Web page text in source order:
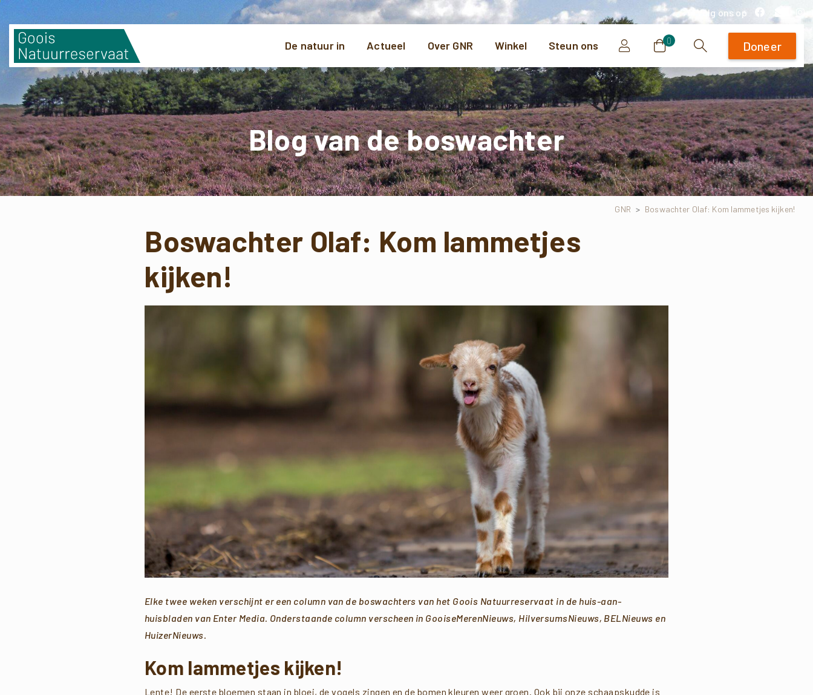
Volg ons op
De natuur in Actueel Over GNR Winkel Steun ons 0
Zoeken Doneer
Blog van de boswachter
GNR > Boswachter Olaf: Kom lammetjes kijken!
Boswachter Olaf: Kom lammetjes
kijken!
Elke twee weken verschijnt er een column van de boswachters van het Goois Natuurreservaat in de huis-aan-
huisbladen van Enter Media. Onderstaande column verscheen in GooiseMerenNieuws, HilversumsNieuws, BELNieuws en
HuizerNieuws.
Kom lammetjes kijken!
Lente! De eerste bloemen staan in bloei, de vogels zingen en de bomen kleuren weer groen. Ook bij onze schaapskudde is